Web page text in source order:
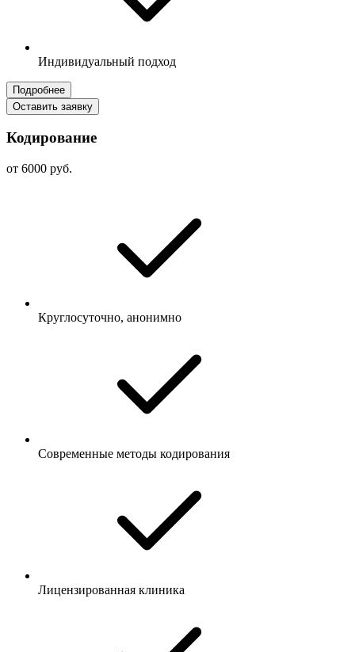
Индивидуальный подход
Подробнее
Оставить заявку
Кодирование
от 6000 руб.
Круглосуточно, анонимно
Современные методы кодирования
Лицензированная клиника